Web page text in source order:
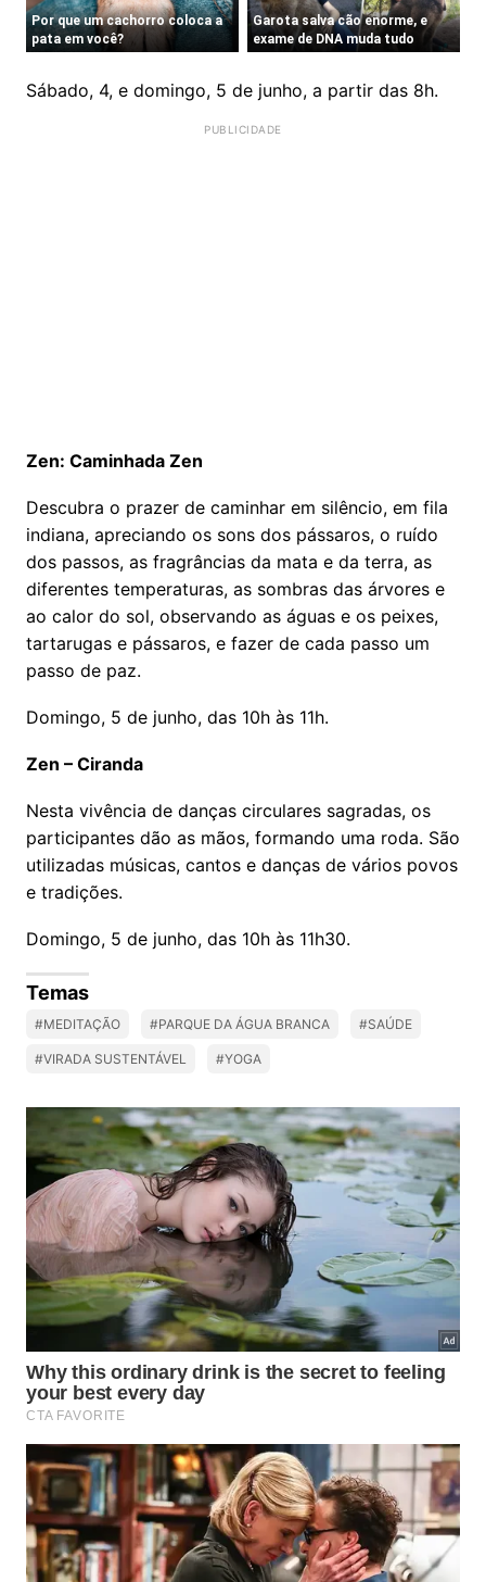
Sábado, 4, e domingo, 5 de junho, a partir das 8h.
Zen: Caminhada Zen
Descubra o prazer de caminhar em silêncio, em fila
indiana, apreciando os sons dos pássaros, o ruído
dos passos, as fragrâncias da mata e da terra, as
diferentes temperaturas, as sombras das árvores e
ao calor do sol, observando as águas e os peixes,
tartarugas e pássaros, e fazer de cada passo um
passo de paz.
Domingo, 5 de junho, das 10h às 11h.
Zen – Ciranda
Nesta vivência de danças circulares sagradas, os
participantes dão as mãos, formando uma roda. São
utilizadas músicas, cantos e danças de vários povos
e tradições.
Domingo, 5 de junho, das 10h às 11h30.
Temas
#MEDITAÇÃO #PARQUE DA ÁGUA BRANCA #SAÚDE
#VIRADA SUSTENTÁVEL #YOGA